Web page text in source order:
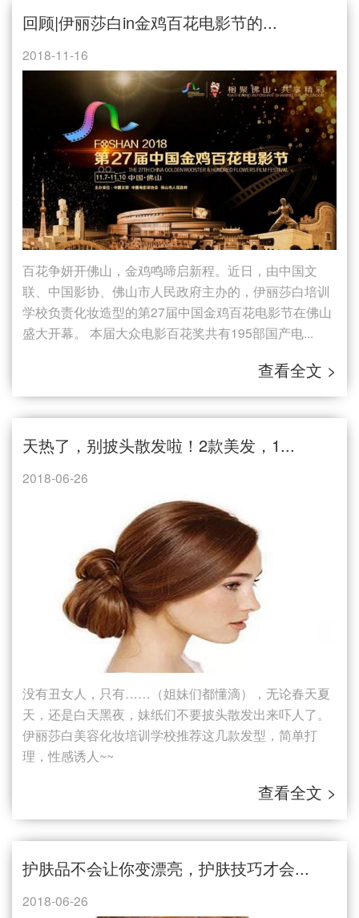
回顾|伊丽莎白in金鸡百花电影节的...
2018-11-16
百花争妍开佛山，金鸡鸣啼启新程。近日，由中国文
联、中国影协、佛山市人民政府主办的，伊丽莎白培训
学校负责化妆造型的第27届中国金鸡百花电影节在佛山
盛大开幕。 本届大众电影百花奖共有195部国产电...
查看全文 >
天热了，别披头散发啦！2款美发，1...
2018-06-26
没有丑女人，只有……（姐妹们都懂滴），无论春天夏
天，还是白天黑夜，妹纸们不要披头散发出来吓人了。
伊丽莎白美容化妆培训学校推荐这几款发型，简单打
理，性感诱人~~
查看全文 >
护肤品不会让你变漂亮，护肤技巧才会...
2018-06-26